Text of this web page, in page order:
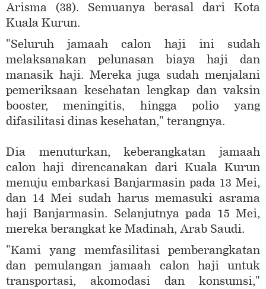
Arisma (38). Semuanya berasal dari Kota
Kuala Kurun.
"Seluruh jamaah calon haji ini sudah
melaksanakan pelunasan biaya haji dan
manasik haji. Mereka juga sudah menjalani
pemeriksaan kesehatan lengkap dan vaksin
booster, meningitis, hingga polio yang
difasilitasi dinas kesehatan," terangnya.
Dia menuturkan, keberangkatan jamaah
calon haji direncanakan dari Kuala Kurun
menuju embarkasi Banjarmasin pada 13 Mei,
dan 14 Mei sudah harus memasuki asrama
haji Banjarmasin. Selanjutnya pada 15 Mei,
mereka berangkat ke Madinah, Arab Saudi.
"Kami yang memfasilitasi pemberangkatan
dan pemulangan jamaah calon haji untuk
transportasi, akomodasi dan konsumsi,"